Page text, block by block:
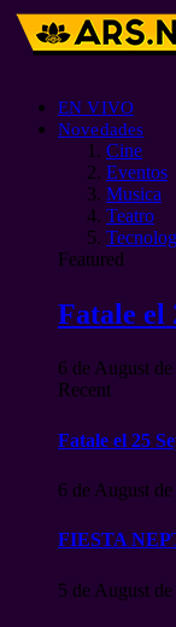
EN VIVO
Novedades
Cine
Eventos
Musica
Teatro
Featured
Fatale el
6 de August
Recent
Fatale el 25
6 de August
FIESTA
5 de August